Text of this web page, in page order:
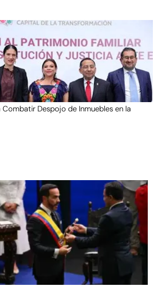
Combatir Despojo de Inmuebles en la